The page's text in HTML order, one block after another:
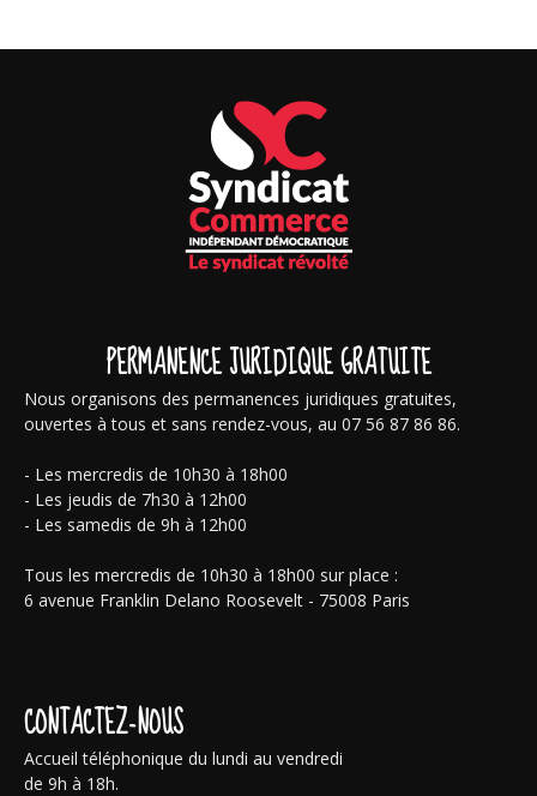
PERMANENCE JURIDIQUE GRATUITE
Nous organisons des permanences juridiques gratuites,
ouvertes à tous et sans rendez-vous, au 07 56 87 86 86.
- Les mercredis de 10h30 à 18h00
- Les jeudis de 7h30 à 12h00
- Les samedis de 9h à 12h00
Tous les mercredis de 10h30 à 18h00 sur place :
6 avenue Franklin Delano Roosevelt - 75008 Paris
CONTACTEZ-NOUS
Accueil téléphonique du lundi au vendredi
de 9h à 18h.